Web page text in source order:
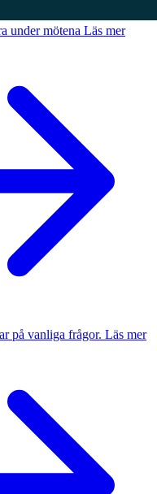
under mötena Läs mer
på vanliga frågor. Läs mer